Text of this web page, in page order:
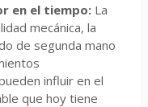
en el tiempo: La
mecánica, la
de segunda mano
influir en el
que hoy tiene